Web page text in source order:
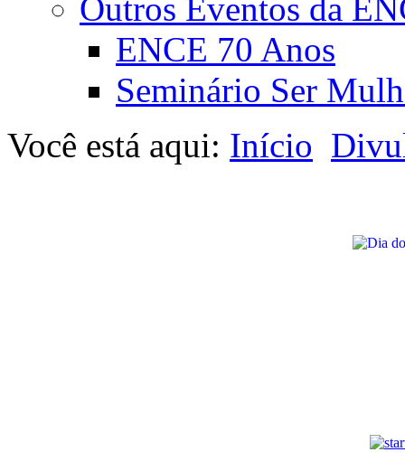
Outros Eventos da
ENCE 70 Anos
Seminário Ser
Você está aqui: Início